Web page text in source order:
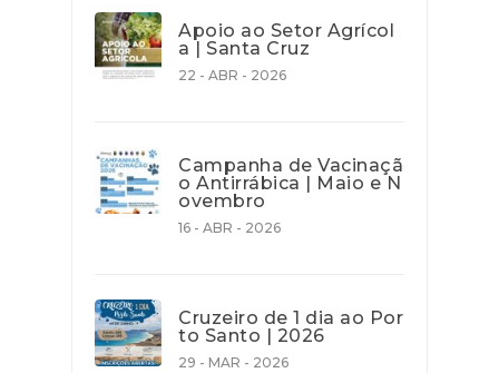
Apoio ao Setor Agrícol
a | Santa Cruz
22 - ABR - 2026
Campanha de Vacinaçã
o Antirrábica | Maio e N
ovembro
16 - ABR - 2026
Cruzeiro de 1 dia ao Por
to Santo | 2026
29 - MAR - 2026